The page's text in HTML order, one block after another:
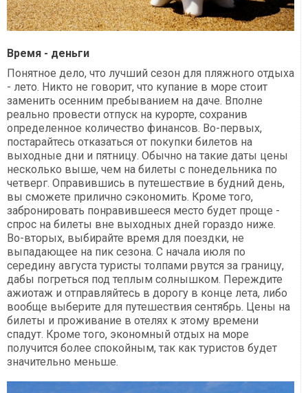
Время - деньги
Понятное дело, что лучший сезон для пляжного отдыха
- лето. Никто не говорит, что купание в море стоит
заменить осенним пребыванием на даче. Вполне
реально провести отпуск на курорте, сохранив
определенное количество финансов. Во-первых,
постарайтесь отказаться от покупки билетов на
выходные дни и пятницу. Обычно на такие даты цены
несколько выше, чем на билеты с понедельника по
четверг. Оправившись в путешествие в будний день,
вы сможете прилично сэкономить. Кроме того,
забронировать понравившееся место будет проще -
спрос на билеты вне выходных дней гораздо ниже.
Во-вторых, выбирайте время для поездки, не
выпадающее на пик сезона. С начала июля по
середину августа туристы толпами рвутся за границу,
дабы погреться под теплым солнышком. Переждите
ажиотаж и отправляйтесь в дорогу в конце лета, либо
вообще выберите для путешествия сентябрь. Цены на
билеты и проживание в отелях к этому времени
спадут. Кроме того, экономный отдых на море
получится более спокойным, так как туристов будет
значительно меньше.